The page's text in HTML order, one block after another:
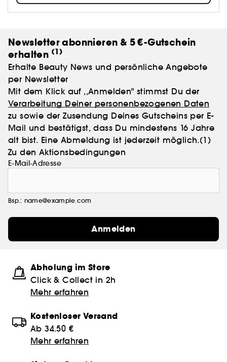
Newsletter abonnieren & 5 €-Gutschein
erhalten (1)
Erhalte Beauty News und persönliche Angebote
per Newsletter
Mit dem Klick auf ,,Anmelden" stimmst Du der
Verarbeitung Deiner personenbezogenen Daten
zu sowie der Zusendung Deines Gutscheins per E-
Mail und bestätigst, dass Du mindestens 16 Jahre
alt bist. Eine Abmeldung ist jederzeit möglich.(1)
Zu den Aktionsbedingungen
E-Mail-Adresse
Bsp.: name@example.com
Anmelden
Abholung im Store
Click & Collect in 2h
Mehr erfahren
Kostenloser Versand
Ab 34.50 €
Mehr erfahren